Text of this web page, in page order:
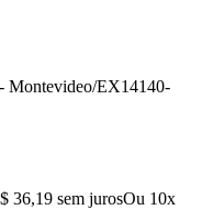
Montevideo/EX14140-
36,19 sem jurosOu 10x